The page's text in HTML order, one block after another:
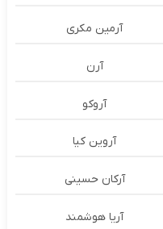
آرمین مکری
آرن
آروکو
آروین کیا
آرکان حسینی
آریا هوشمند